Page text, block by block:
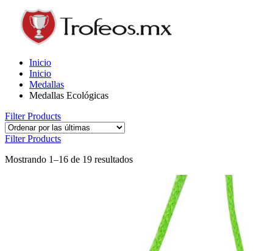
Inicio
Inicio
Medallas
Medallas Ecológicas
Filter Products
Filter Products
Mostrando 1–16 de 19 resultados